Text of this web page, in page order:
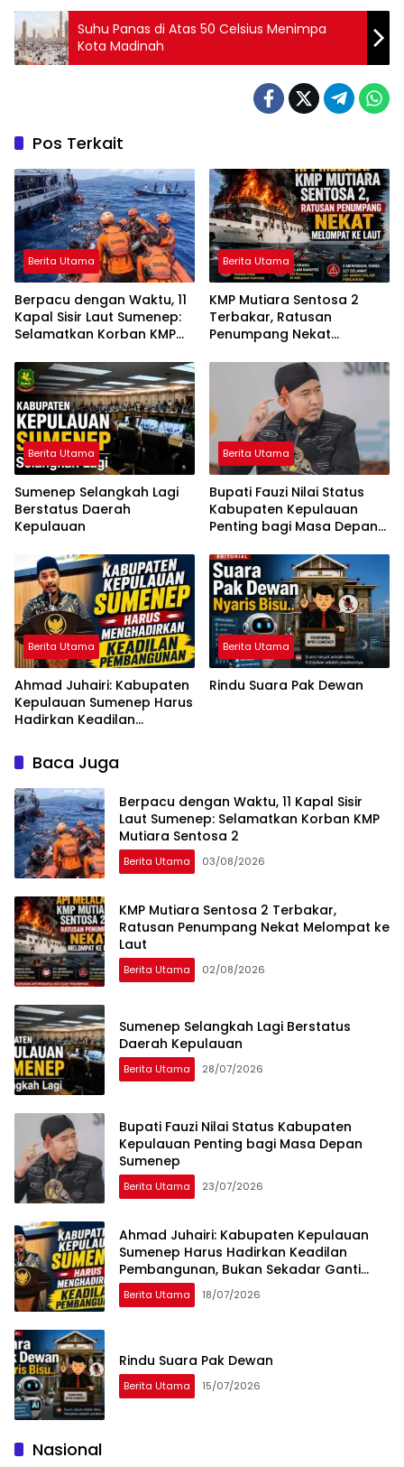
Suhu Panas di Atas 50 Celsius Menimpa
Kota Madinah
Pos Terkait
Berita Utama
Berpacu dengan Waktu, 11
Kapal Sisir Laut Sumenep:
Selamatkan Korban KMP
Berita Utama
KMP Mutiara Sentosa 2
Terbakar, Ratusan
Penumpang Nekat
Berita Utama
Sumenep Selangkah Lagi
Berstatus Daerah
Kepulauan
Berita Utama
Bupati Fauzi Nilai Status
Kabupaten Kepulauan
Penting bagi Masa Depan
Berita Utama
Ahmad Juhairi: Kabupaten
Kepulauan Sumenep Harus
Hadirkan Keadilan
Sekadar Ganti Nama
Berita Utama
Rindu Suara Pak Dewan
Baca Juga
Berpacu dengan Waktu, 11 Kapal Sisir
Laut Sumenep: Selamatkan Korban KMP
Mutiara Sentosa 2
Berita Utama 03/08/2026
KMP Mutiara Sentosa 2 Terbakar,
Ratusan Penumpang Nekat Melompat ke
Laut
Berita Utama 02/08/2026
Sumenep Selangkah Lagi Berstatus
Daerah Kepulauan
Berita Utama 28/07/2026
Bupati Fauzi Nilai Status Kabupaten
Kepulauan Penting bagi Masa Depan
Sumenep
Berita Utama 23/07/2026
Ahmad Juhairi: Kabupaten Kepulauan
Sumenep Harus Hadirkan Keadilan
Pembangunan, Bukan Sekadar Ganti
Nama
Berita Utama 18/07/2026
Rindu Suara Pak Dewan
Berita Utama 15/07/2026
Nasional